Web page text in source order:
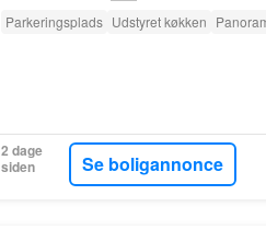
Parkeringsplads Udstyret køkken
2 dage
siden
Se boligannonce